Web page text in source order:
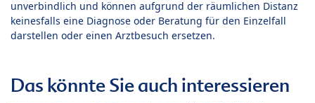
unverbindlich und können aufgrund der räumlichen Distanz
keinesfalls eine Diagnose oder Beratung für den Einzelfall
darstellen oder einen Arztbesuch ersetzen.
Das könnte Sie auch interessieren